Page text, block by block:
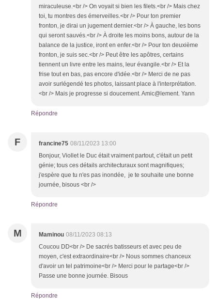
miraculeuse.<br /> On voyait si bien les filets.<br /> Mais chez
toi, tu montres des émerveilles.<br /> Pour ton premier
fronton, je dirai un jugement dernier.<br /> À gauche, les bons
qui seront sauvés.<br /> À droite les moins bons, autour de la
balance de la justice, iront en enfer.<br /> Pour ton deuxième
fronton, je suis sec.<br /> Peut être les apôtres, certains
tiennent un livre entre les mains, leur évangile.<br /> Et la
frise tout en bas, pas encore d'idée.<br /> Merci de ne pas
avoir surlégendé tes photos, laissant place à l'interprétation.
<br /> Mais je progresse si doucement. Amic@lement. Yann
Répondre
F francine75 08/11/2023 13:00
Bonjour, Viollet le Duc était vraiment partout, c'était un petit
génie; tous ces détails architecturaux sont magnifiques;
j'espère que tu n'es pas inondée, je te souhaite une bonne
journée, bisous <br />
Répondre
M Maminou 08/11/2023 08:13
Coucou DD<br /> De sacrés batisseurs et avec peu de
moyen, c'est extraordinaire<br /> Nous sommes chanceux
d'avoir un tel patrimoine<br /> Merci pour le partage<br />
Passe une bonne journée. Bisous
Répondre